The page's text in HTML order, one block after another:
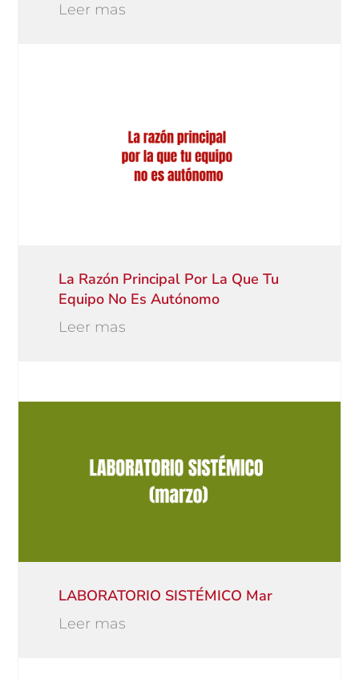
Leer mas
La Razón Principal Por La Que Tu
Equipo No Es Autónomo
Leer mas
LABORATORIO SISTÉMICO Mar
Leer mas